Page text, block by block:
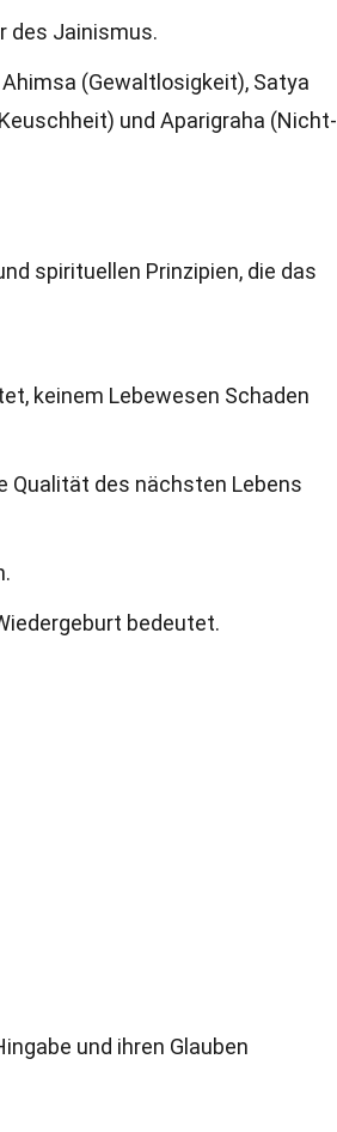
des Jainismus.
(Gewaltlosigkeit), Satya
und Aparigraha (Nicht-
spirituellen Prinzipien, die das
keinem Lebewesen Schaden
Qualität des nächsten Lebens
bedeutet.
und ihren Glauben